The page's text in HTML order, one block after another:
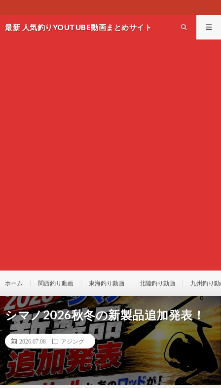
最新 人気釣りYOUTUBE動画まとめサイト
ホーム 関西釣り動画 東海釣り動画 北陸釣り動画 九州釣り
シマノ2026秋冬の新製品追加発表！
2026.07.08 アジング